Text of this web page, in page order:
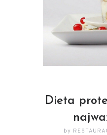
Dieta
by